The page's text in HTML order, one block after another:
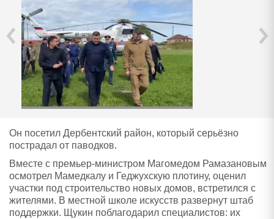
‹ ›
Он посетил Дербентский район, который серьёзно
пострадал от паводков.
Вместе с премьер-министром Магомедом Рамазановым
осмотрел Мамедкалу и Геджухскую плотину, оценил
участки под строительство новых домов, встретился с
жителями. В местной школе искусств развернут штаб
поддержки. Щукин поблагодарил специалистов: их